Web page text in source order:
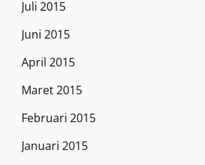
Juli 2015
Juni 2015
April 2015
Maret 2015
Februari 2015
Januari 2015